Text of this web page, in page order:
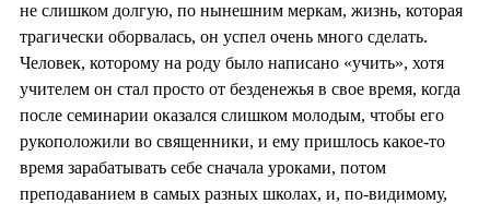
не слишком долгую, по нынешним меркам, жизнь, которая
трагически оборвалась, он успел очень много сделать.
Человек, которому на роду было написано «учить», хотя
учителем он стал просто от безденежья в свое время, когда
после семинарии оказался слишком молодым, чтобы его
рукоположили во священники, и ему пришлось какое-то
время зарабатывать себе сначала уроками, потом
преподаванием в самых разных школах, и, по-видимому,